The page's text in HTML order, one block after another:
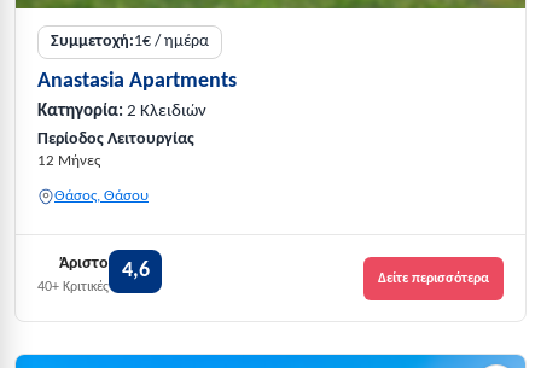
Συμμετοχή:1€ / ημέρα
Anastasia Apartments
Κατηγορία: 2 Κλειδιών
Περίοδος Λειτουργίας
12 Μήνες
Θάσος, Θάσου
Άριστο
40+ Κριτικές
4,6 Δείτε περισσότερα